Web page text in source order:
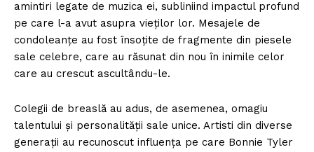
amintiri legate de muzica ei, subliniind impactul profund
pe care l-a avut asupra vieților lor. Mesajele de
condoleanțe au fost însoțite de fragmente din piesele
sale celebre, care au răsunat din nou în inimile celor
care au crescut ascultându-le.
Colegii de breaslă au adus, de asemenea, omagiu
talentului și personalității sale unice. Artisti din diverse
generații au recunoscut influența pe care Bonnie Tyler